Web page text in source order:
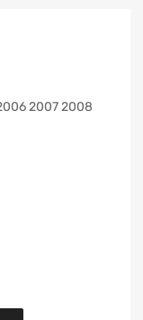
2007 2008